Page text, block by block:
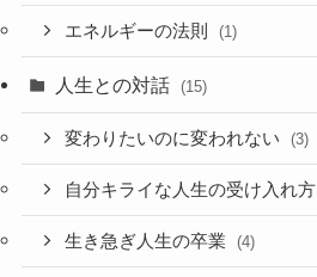
エネルギーの法則 (1)
人生との対話 (15)
変わりたいのに変われない (3)
自分キライな人生の受け入れ方
生き急ぎ人生の卒業 (4)